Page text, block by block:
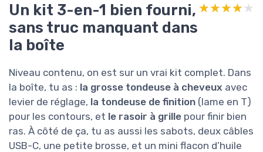
Un kit 3-en-1 bien fourni,
sans truc manquant dans
la boîte
★★★★★
★★★★★
Niveau contenu, on est sur un vrai kit complet. Dans
la boîte, tu as : la grosse tondeuse à cheveux avec
levier de réglage, la tondeuse de finition (lame en T)
pour les contours, et le rasoir à grille pour finir bien
ras. À côté de ça, tu as aussi les sabots, deux câbles
USB-C, une petite brosse, et un mini flacon d’huile